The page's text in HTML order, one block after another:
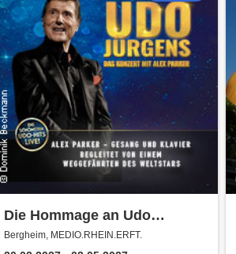
Die Hommage an Udo
Jürgens - Das Konzert mit
Bergheim, MEDIO.RHEIN.ERFT.